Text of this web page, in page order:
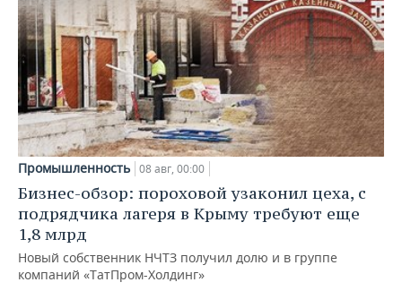
Промышленность 08 авг, 00:00
Бизнес-обзор: пороховой узаконил цеха, с
подрядчика лагеря в Крыму требуют еще
1,8 млрд
Новый собственник НЧТЗ получил долю и в группе
компаний «ТатПром-Холдинг»